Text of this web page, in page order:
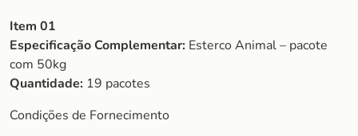
Item 01
Especificação Complementar: Esterco Animal – pacote
com 50kg
Quantidade: 19 pacotes
Condições de Fornecimento